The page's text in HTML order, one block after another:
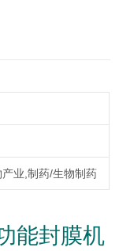
业,制药/生物制药
能封膜机